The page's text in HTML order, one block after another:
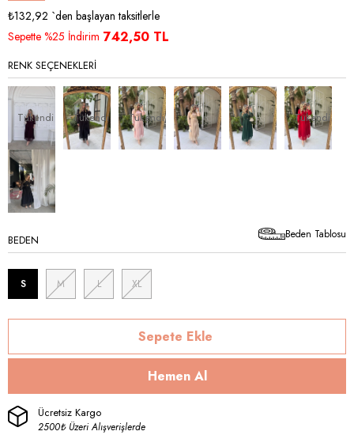
İndirim
₺132,92 `den başlayan taksitlerle
Sepette %25 İndirim 742,50 TL
RENK SEÇENEKLERI
Tükendi Tükendi Tükendi Tükendi
BEDEN
S M L XL
Beden Tablosu
Ücretsiz Kargo
2500₺ Üzeri Alışverişlerde